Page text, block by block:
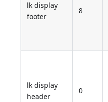
lk display
footer
8
lk display
header
0